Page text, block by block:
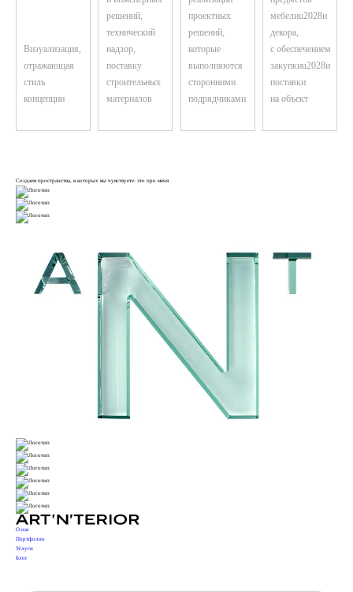
Визуализация,
отражающая
стиль
концепции
решений,
технический
надзор,
поставку
строительных
материалов
проектных
решений,
которые
выполняются
сторонними
подрядчиками
мебелиu2028и
декора,
с обеспечением
закупкиu2028и
поставки
на объект
Создаем пространства, в которых вы чувствуете: это про меня
О нас
Портфолио
Услуги
Блог